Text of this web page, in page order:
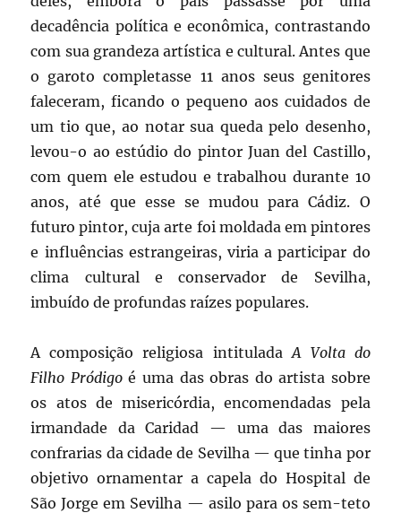
decadência política e econômica, contrastando
com sua grandeza artística e cultural. Antes que
o garoto completasse 11 anos seus genitores
faleceram, ficando o pequeno aos cuidados de
um tio que, ao notar sua queda pelo desenho,
levou-o ao estúdio do pintor Juan del Castillo,
com quem ele estudou e trabalhou durante 10
anos, até que esse se mudou para Cádiz. O
futuro pintor, cuja arte foi moldada em pintores
e influências estrangeiras, viria a participar do
clima cultural e conservador de Sevilha,
imbuído de profundas raízes populares.
A composição religiosa intitulada A Volta do
Filho Pródigoé uma das obras do artista sobre
os atos de misericórdia, encomendadas pela
irmandade da Caridad — uma das maiores
confrarias da cidade de Sevilha — que tinha por
objetivo ornamentar a capela do Hospital de
São Jorge em Sevilha — asilo para os sem-teto